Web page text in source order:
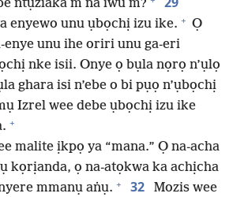
ntụziaka m na iwu m?
enyewo unu ụbọchị izu ike. + Ọ
enye unu ihe oriri unu ga-eri
nke isii. Onye ọ bụla nọrọ n’ụlọ
ghara isi n’ebe o bi pụọ n’ụbọchị
Izrel wee debe ụbọchị izu ike
+
malite ịkpọ ya “mana.” Ọ na-acha
kọrịanda, ọ na-atọkwa ka achịcha
mmanụ aṅụ. + 32
Mozis wee